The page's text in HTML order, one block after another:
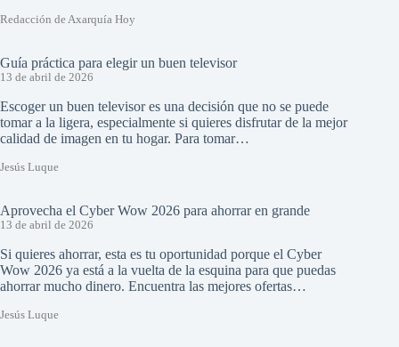
Redacción de Axarquía Hoy
Guía práctica para elegir un buen televisor
13 de abril de 2026
Escoger un buen televisor es una decisión que no se puede
tomar a la ligera, especialmente si quieres disfrutar de la mejor
calidad de imagen en tu hogar. Para tomar…
Jesús Luque
Aprovecha el Cyber Wow 2026 para ahorrar en grande
13 de abril de 2026
Si quieres ahorrar, esta es tu oportunidad porque el Cyber
Wow 2026 ya está a la vuelta de la esquina para que puedas
ahorrar mucho dinero. Encuentra las mejores ofertas…
Jesús Luque